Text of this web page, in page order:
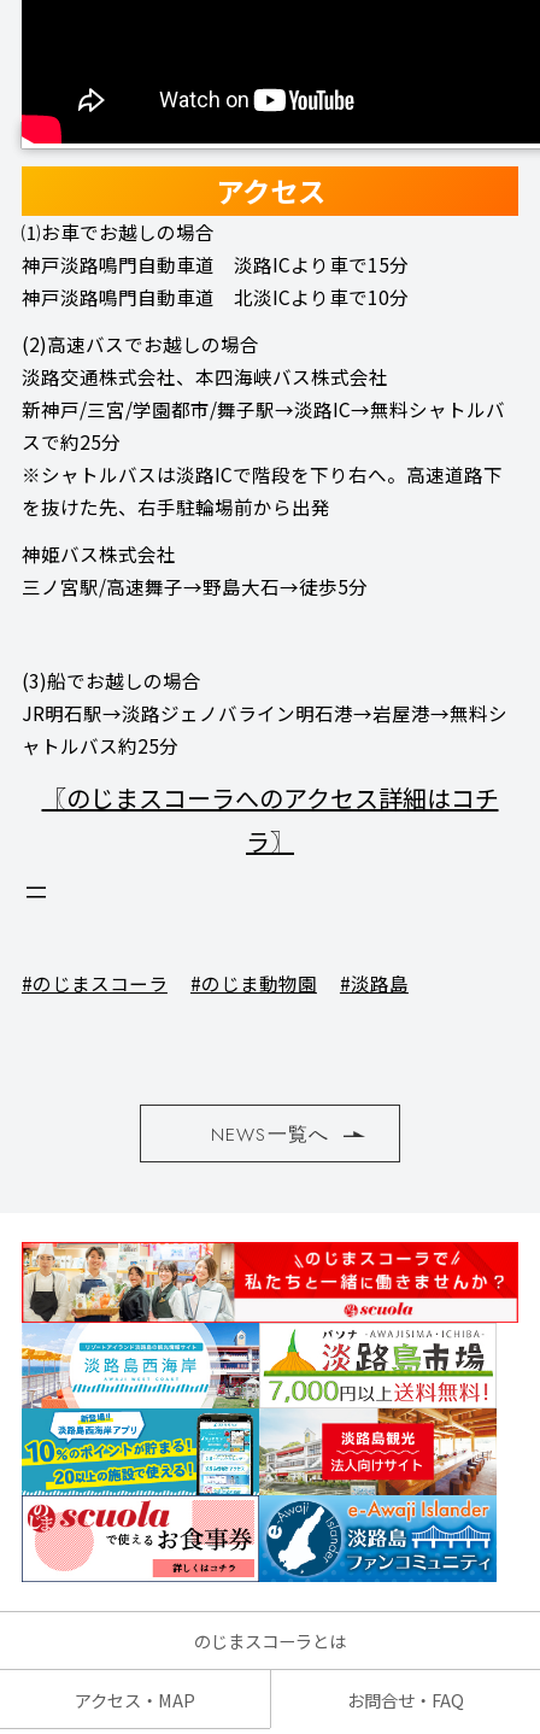
アクセス
⑴お車でお越しの場合
神戸淡路鳴門自動車道 淡路ICより車で15分
神戸淡路鳴門自動車道 北淡ICより車で10分
(2)高速バスでお越しの場合
淡路交通株式会社、本四海峡バス株式会社
新神戸/三宮/学園都市/舞子駅→淡路IC→無料シャトルバ
スで約25分
※シャトルバスは淡路ICで階段を下り右へ。高速道路下
を抜けた先、右手駐輪場前から出発
神姫バス株式会社
三ノ宮駅/高速舞子→野島大石→徒歩5分
(3)船でお越しの場合
JR明石駅→淡路ジェノバライン明石港→岩屋港→無料シ
ャトルバス約25分
〖のじまスコーラへのアクセス詳細はコチ
ラ〗
#のじまスコーラ #のじま動物園 #淡路島
NEWS一覧へ
のじまスコーラとは
アクセス・MAP お問合せ・FAQ